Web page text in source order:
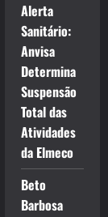
Alerta
Sanitário:
Anvisa
Determina
Suspensão
Total das
Atividades
da Elmeco
Beto
Barbosa